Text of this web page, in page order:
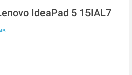
IdeaPad 5 15IAL7